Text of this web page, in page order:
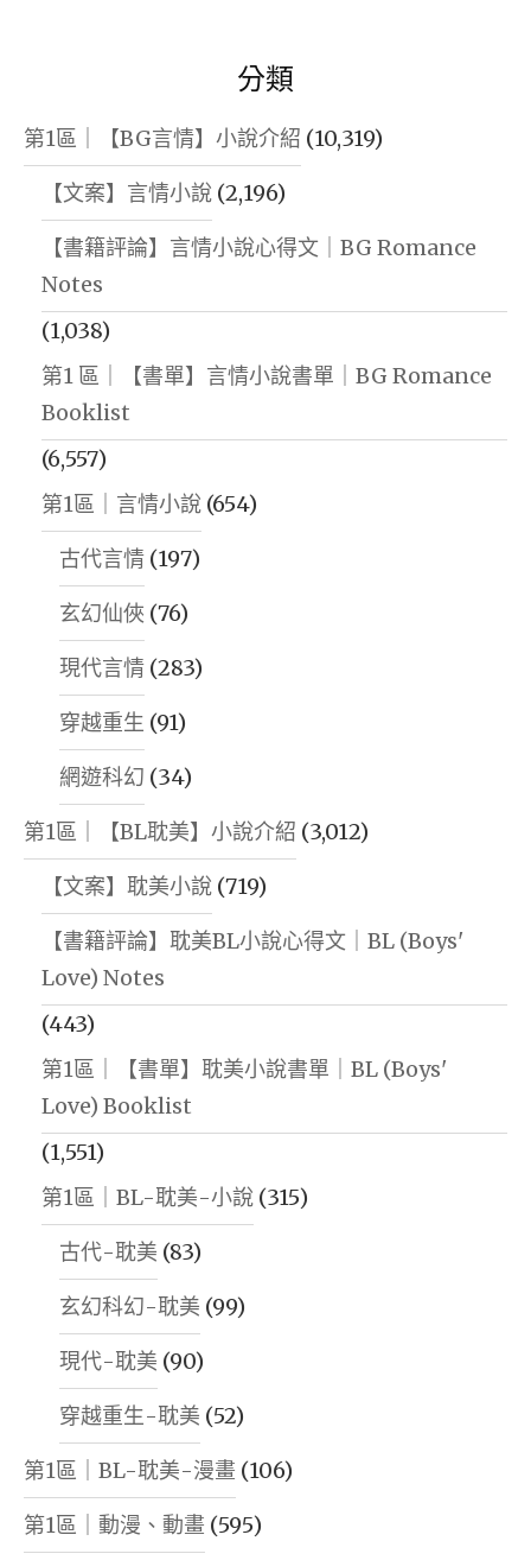
分類
第1區｜【BG言情】小說介紹 (10,319)
【文案】言情小說 (2,196)
【書籍評論】言情小說心得文｜BG Romance
Notes
(1,038)
第1 區｜【書單】言情小說書單｜BG Romance
Booklist
(6,557)
第1區｜言情小說 (654)
古代言情 (197)
玄幻仙俠 (76)
現代言情 (283)
穿越重生 (91)
網遊科幻 (34)
第1區｜【BL耽美】小說介紹 (3,012)
【文案】耽美小說 (719)
【書籍評論】耽美BL小說心得文｜BL (Boys'
Love) Notes
(443)
第1區｜【書單】耽美小說書單｜BL (Boys'
Love) Booklist
(1,551)
第1區｜BL-耽美-小說 (315)
古代-耽美 (83)
玄幻科幻-耽美 (99)
現代-耽美 (90)
穿越重生-耽美 (52)
第1區｜BL-耽美-漫畫 (106)
第1區｜動漫、動畫 (595)